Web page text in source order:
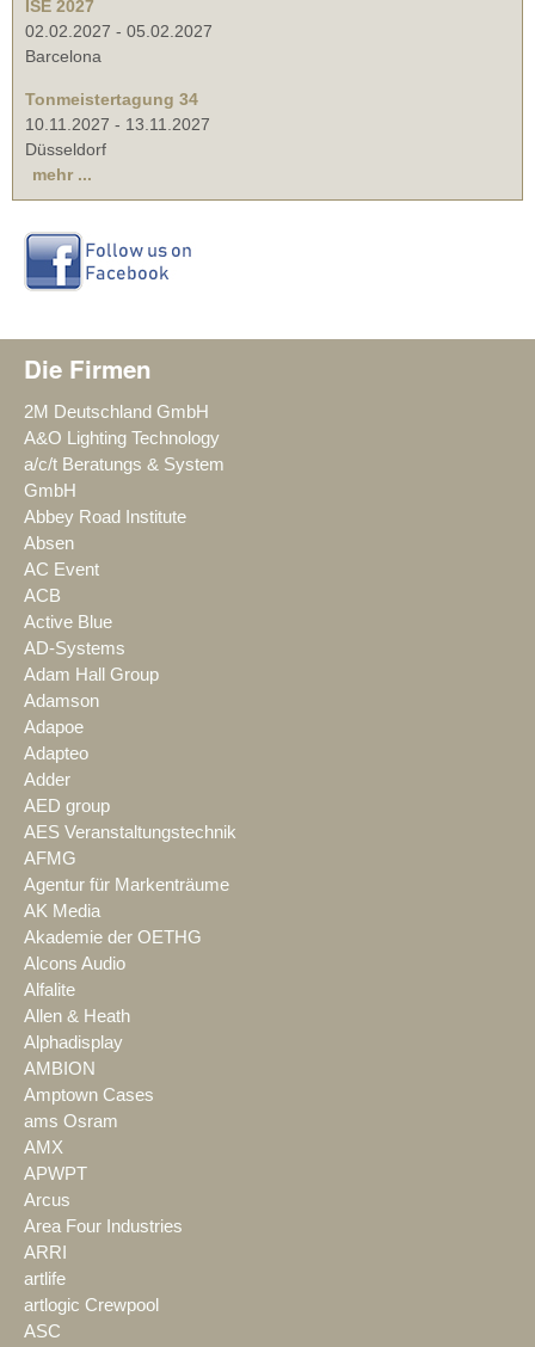
ISE 2027
02.02.2027 - 05.02.2027
Barcelona
Tonmeistertagung 34
10.11.2027 - 13.11.2027
Düsseldorf
mehr ...
Die Firmen
2M Deutschland GmbH
A&O Lighting Technology
a/c/t Beratungs & System
GmbH
Abbey Road Institute
Absen
AC Event
ACB
Active Blue
AD-Systems
Adam Hall Group
Adamson
Adapoe
Adapteo
Adder
AED group
AES Veranstaltungstechnik
AFMG
Agentur für Markenträume
AK Media
Akademie der OETHG
Alcons Audio
Alfalite
Allen & Heath
Alphadisplay
AMBION
Amptown Cases
ams Osram
AMX
APWPT
Arcus
Area Four Industries
ARRI
artlife
artlogic Crewpool
ASC